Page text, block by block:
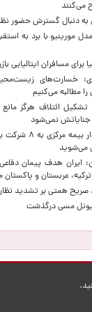
می‌کنند
به دنبال گسترش حضور
مورینیو با برد به
برای مسافران ایتالیایی
خسارت‌های
مطالبه‌ می‌کنیم
ائتلاف هرگز
جنایاتش نمی‌شود
هشدار بیمه
می‌شوید
ایران هدف پیمان
عربستان و پاکستان
صریح همتی بر تشدید
مسی درگذشت